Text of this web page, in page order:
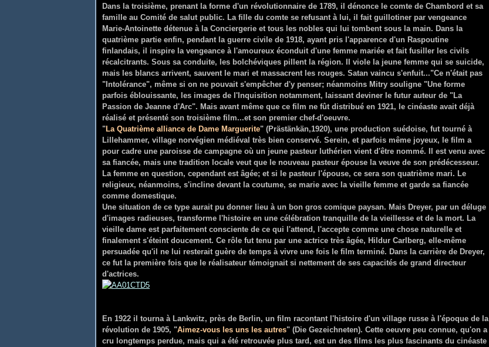
Dans la troisième, prenant la forme d'un révolutionnaire de 1789, il dénonce le comte de Chambord et sa
famille au Comité de salut public. La fille du comte se refusant à lui, il fait guillotiner par vengeance
Marie-Antoinette détenue à la Conciergerie et tous les nobles qui lui tombent sous la main. Dans la
quatrième partie enfin, pendant la guerre civile de 1918, ayant pris l'apparence d'un Raspoutine
finlandais, il inspire la vengeance à l'amoureux éconduit d'une femme mariée et fait fusiller les civils
récalcitrants. Sous sa conduite, les bolchéviques pillent la région. Il viole la jeune femme qui se suicide,
mais les blancs arrivent, sauvent le mari et massacrent les rouges. Satan vaincu s'enfuit..."Ce n'était pas
"Intolérance", même si on ne pouvait s'empêcher d'y penser; néanmoins Mitry souligne "Une forme
parfois éblouissante, les images de l'Inquisition notamment, laissant deviner le futur auteur de "La
Passion de Jeanne d'Arc". Mais avant même que ce film ne fût distribué en 1921, le cinéaste avait déjà
réalisé et présenté son troisième film...et son premier chef-d'oeuvre.
"La Quatrième alliance de Dame Marguerite" (Prästänkän,1920), une production suédoise, fut tourné à
Lillehammer, village norvégien médiéval très bien conservé. Serein, et parfois même joyeux, le film a
pour cadre une paroisse de campagne où un jeune pasteur luthérien vient d'être nommé. Il est venu avec
sa fiancée, mais une tradition locale veut que le nouveau pasteur épouse la veuve de son prédécesseur.
La femme en question, cependant est âgée; et si le pasteur l'épouse, ce sera son quatrième mari. Le
religieux, néanmoins, s'incline devant la coutume, se marie avec la vieille femme et garde sa fiancée
comme domestique.
Une situation de ce type aurait pu donner lieu à un bon gros comique paysan. Mais Dreyer, par un déluge
d'images radieuses, transforme l'histoire en une célébration tranquille de la vieillesse et de la mort. La
vieille dame est parfaitement consciente de ce qui l'attend, l'accepte comme une chose naturelle et
finalement s'éteint doucement. Ce rôle fut tenu par une actrice très âgée, Hildur Carlberg, elle-même
persuadée qu'il ne lui resterait guère de temps à vivre une fois le film terminé. Dans la carrière de Dreyer,
ce fut la première fois que le réalisateur témoignait si nettement de ses capacités de grand directeur
d'actrices.
En 1922 il tourna à Lankwitz, près de Berlin, un film racontant l'histoire d'un village russe à l'époque de la
révolution de 1905, "Aimez-vous les uns les autres" (Die Gezeichneten). Cette oeuvre peu connue, qu'on a
cru longtemps perdue, mais qui a été retrouvée plus tard, est un des films les plus fascinants du cinéaste